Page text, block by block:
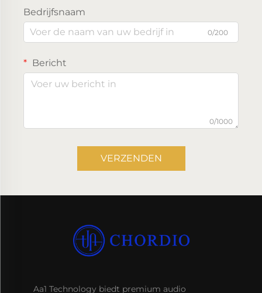
Bedrijfsnaam
0/200
Bericht
0/1000
VERZENDEN
Aa1 Technology biedt premium audio